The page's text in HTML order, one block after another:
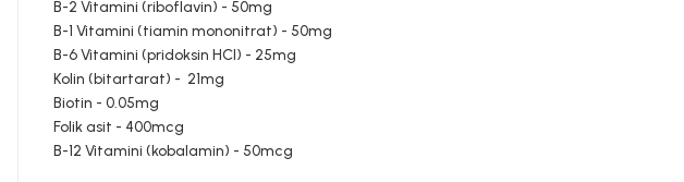
B-2 Vitamini (riboflavin) - 50mg
B-1 Vitamini (tiamin mononitrat) - 50mg
B-6 Vitamini (pridoksin HCI) - 25mg
Kolin (bitartarat) - 21mg
Biotin - 0.05mg
Folik asit - 400mcg
B-12 Vitamini (kobalamin) - 50mcg